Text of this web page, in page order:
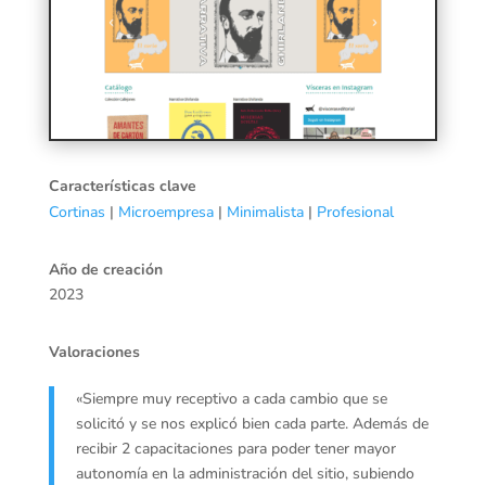
Características clave
Cortinas | Microempresa| Minimalista| Profesional
Año de creación
2023
Valoraciones
«Siempre muy receptivo a cada cambio que se
solicitó y se nos explicó bien cada parte. Además de
recibir 2 capacitaciones para poder tener mayor
autonomía en la administración del sitio, subiendo